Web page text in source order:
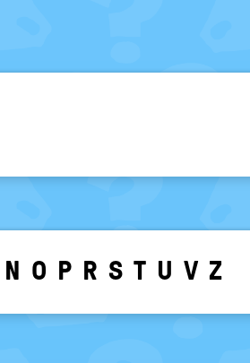
ein-/ ausblenden
N O P R S T U V Z
zu dem